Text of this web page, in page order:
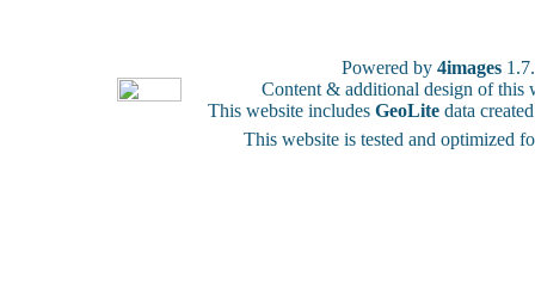
Powered by 4images
Content & additional design of
This website includes GeoLite data
This website is tested and optimized